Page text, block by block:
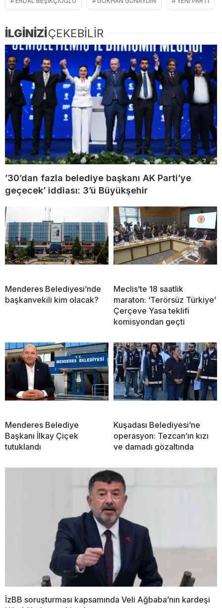
İLGİNİZİÇEKEBİLİR
’30’dan fazla belediye başkanı AK Parti’ye
geçecek’ iddiası: 3’ü Büyükşehir
Menderes Belediyesi’nde
başkanvekili kim olacak?
Meclis’te 18 saatlik
maraton: ‘Terörsüz Türkiye’
Çerçeve Yasa teklifi
komisyondan geçti
Menderes Belediye
Başkanı İlkay Çiçek
tutuklandı
Kuşadası Belediyesi’ne
operasyon: Tezcan’ın kızı
ve damadı gözaltında
İzBB soruşturması kapsamında Veli Ağbaba’nın kardeşi